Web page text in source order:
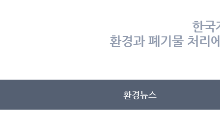
한국
환경과 폐기물 처리
환경뉴스